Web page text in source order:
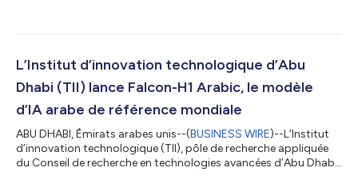
nouveau centre au sein du prestigieux réseau mondial des
Cette collaboration a été officialisée lors d’une cérémonie de
L’Institut d’innovation technologique d’Abu
Dhabi (TII) lance Falcon-H1 Arabic, le modèle
d’IA arabe de référence mondiale
ABU DHABI, Émirats arabes unis--(BUSINESS WIRE)--L’Institut
d’innovation technologique (TII), pôle de recherche appliquée
du Conseil de recherche en technologies avancées d’Abu Dhabi